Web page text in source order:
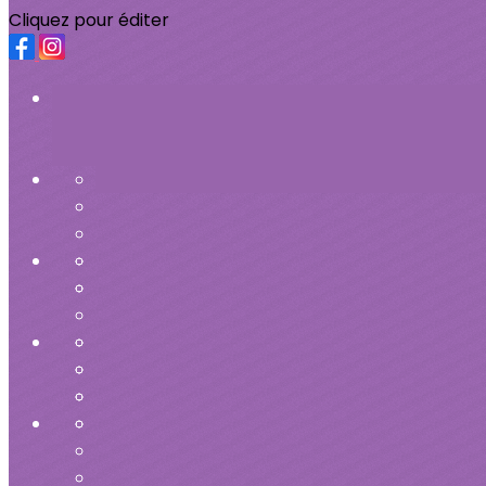
Cliquez pour éditer